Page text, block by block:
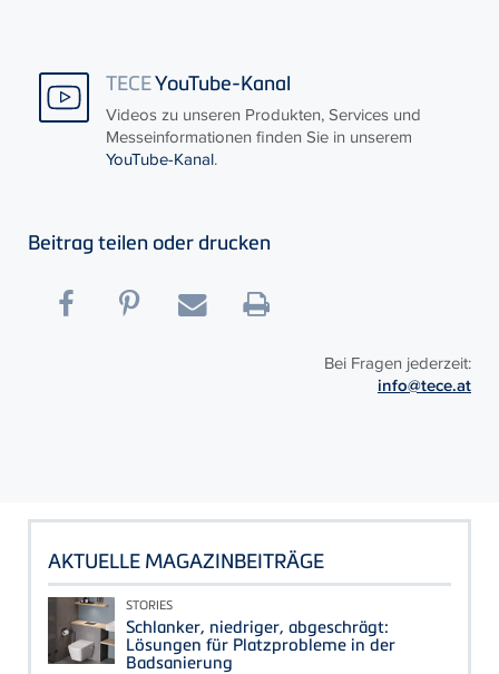
TECEYouTube-Kanal
Videos zu unseren Produkten, Services und
Messeinformationen finden Sie in unserem
YouTube-Kanal.
Beitrag teilen oder drucken
Bei Fragen jederzeit:
info@tece.at
AKTUELLE MAGAZINBEITRÄGE
STORIES
Schlanker, niedriger, abgeschrägt:
Lösungen für Platzprobleme in der
Badsanierung